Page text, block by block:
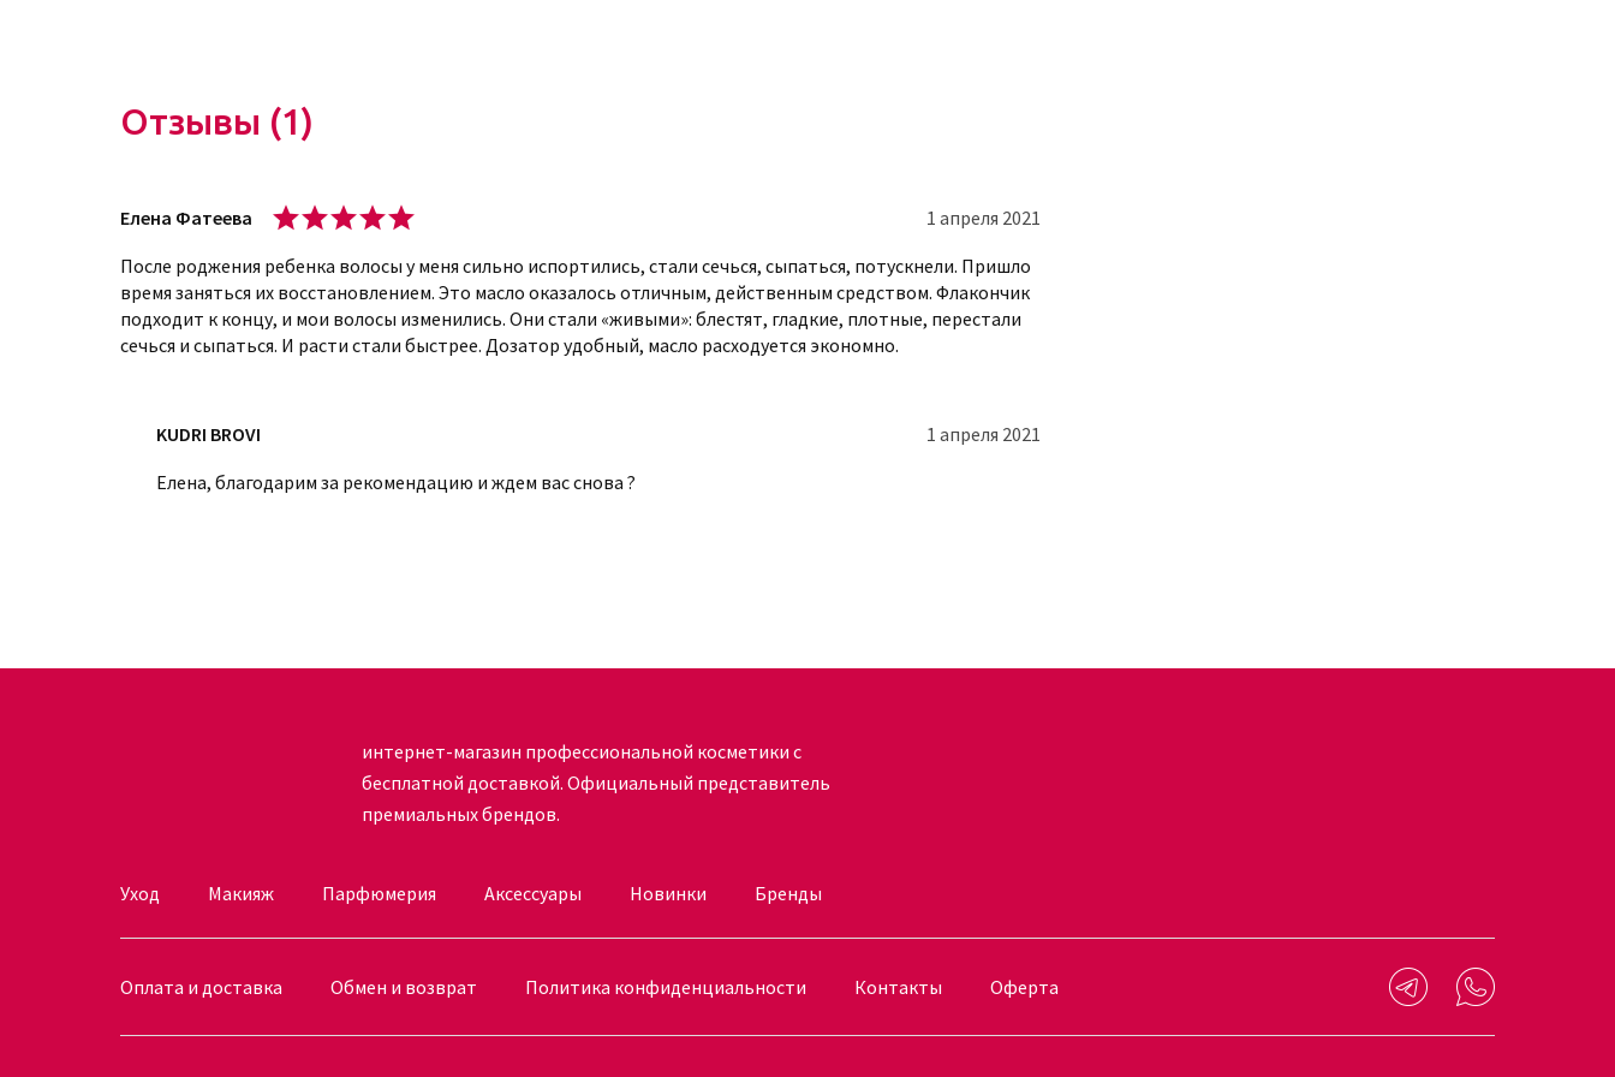
Купить такое масло вы можете в нашем интернет-магазине – KUDRI BROVI. Сделать заказ
необходимый продукт. Ознакомьтесь с его информацией, чтобы убедиться, подходит ли
он вам. После этих манипуляций оставьте заявку – сотрудники быстро среагируют на
ваши действия и свяжутся с вами.
Если есть сомнения в выборе косметики, то обратитесь к нашим специалистам – они
проконсультируют вас в онлайн-режиме. Вы выйдите с сайта с отличным приобретением
Отзывы (1)
Елена Фатеева
1 апреля 2021
После роджения ребенка волосы у меня сильно испортились, стали сечься, сыпаться, потускнели. Пришло
время заняться их восстановлением. Это масло оказалось отличным, действенным средством. Флакончик
подходит к концу, и мои волосы изменились. Они стали «живыми»: блестят, гладкие, плотные, перестали
сечься и сыпаться. И расти стали быстрее. Дозатор удобный, масло расходуется экономно.
KUDRI BROVI
1 апреля 2021
Елена, благодарим за рекомендацию и ждем вас снова ?
интернет-магазин профессиональной косметики с
бесплатной доставкой. Официальный представитель
премиальных брендов.
Уход Макияж Парфюмерия Аксессуары Новинки Бренды
Оплата и доставка Обмен и возврат Политика конфиденциальности Контакты Оферта